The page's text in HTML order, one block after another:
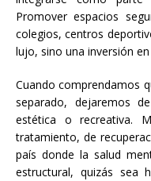
Promover espacios
colegios, centros
lujo, sino una inversión
Cuando comprendamos
separado, dejaremos
estética o recreativa.
tratamiento, de
país donde la salud
estructural, quizás sea